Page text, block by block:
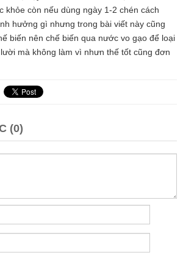
khỏe còn nếu dùng ngày 1-2 chén cách
hưởng gì nhưng trong bài viết này cũng
biến nên chế biến qua nước vo gạo để loại
mà không làm vì nhưn thế tốt cũng đơn
(0)